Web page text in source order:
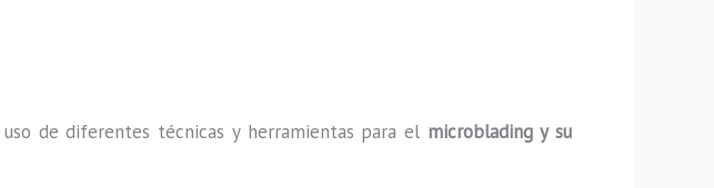
de diferentes técnicas y herramientas para el microblading y su